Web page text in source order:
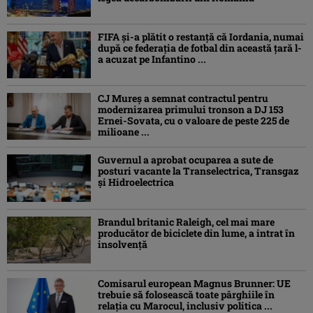
FIFA și-a plătit o restanță că Iordania, numai
după ce federația de fotbal din această țară l-
a acuzat pe Infantino ...
CJ Mureș a semnat contractul pentru
modernizarea primului tronson a DJ 153
Ernei-Sovata, cu o valoare de peste 225 de
milioane ...
Guvernul a aprobat ocuparea a sute de
posturi vacante la Transelectrica, Transgaz
și Hidroelectrica
Brandul britanic Raleigh, cel mai mare
producător de biciclete din lume, a intrat în
insolvență
Comisarul european Magnus Brunner: UE
trebuie să folosească toate pârghiile în
relația cu Marocul, inclusiv politica ...